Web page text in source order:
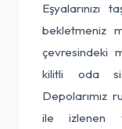
bekletmeniz
çevresindeki
kilitli oda
Depolarımız
ile izlenen